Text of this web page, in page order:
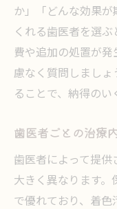
か」「どんな効果
くれる歯医者を選
費や追加の処置が
慮なく質問しましょ
ることで、納得のい
歯医者ごとの治療
歯医者によって提
大きく異なります
で優れており、着